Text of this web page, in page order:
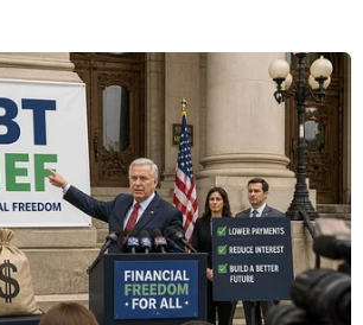
chấp trên giữa hai nước.
mạnh theo quan điểm của
triển khai các tổ hợp tên lửa
đến khu vực quần đảo trên
đến xu thế hiện nay trong
phương với Nhật Bản, cụ thể
bị cho chuyến thăm Nhật Bản